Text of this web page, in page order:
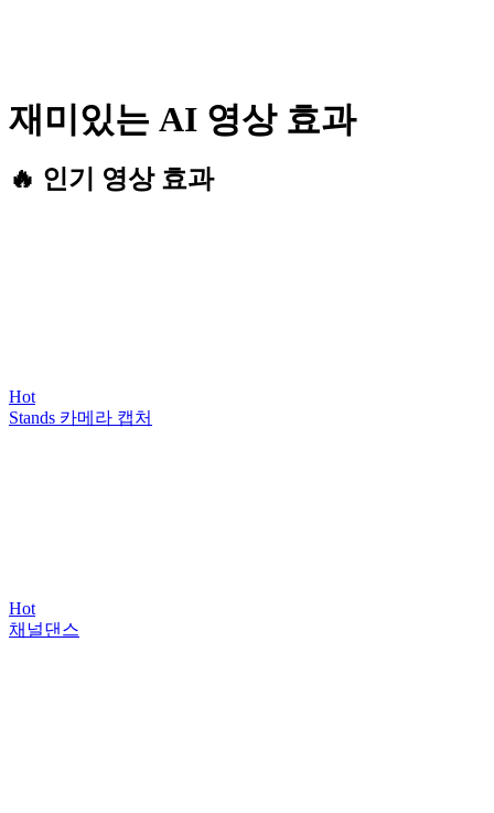
재미있는 AI 영상 효과
🔥 인기 영상 효과
Hot
Stands 카메라 캡처
Hot
채널댄스